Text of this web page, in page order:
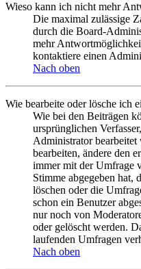
Wieso kann ich nicht mehr
Die maximal zulässige
durch die Board-
mehr
kontaktiere einen
Nach oben
Wie bearbeite oder lösche ich
Wie bei den Beiträgen
ursprünglichen
Administrator
bearbeiten, ändere den
immer mit der Umfrage
Stimme abgegeben hat,
löschen oder die
schon ein Benutzer
nur noch von
oder gelöscht werden.
laufenden Umfragen
Nach oben